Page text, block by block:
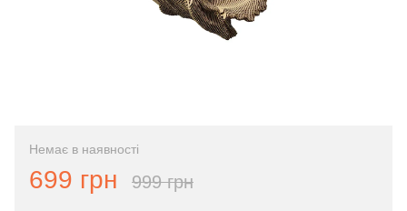
Немає в наявності
699 грн 999 грн